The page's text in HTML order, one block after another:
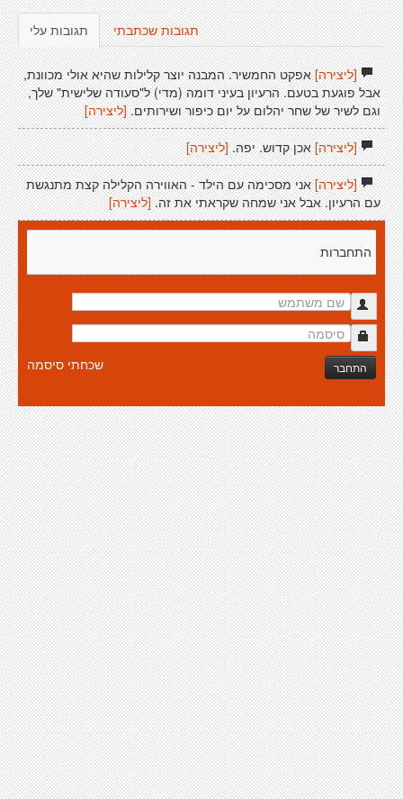
תגובות עלי תגובות שכתבתי
[ליצירה]אפקט החמשיר. המבנה יוצר קלילות שהיא אולי מכוונת,
אבל פוגעת בטעם. הרעיון בעיני דומה (מדי) ל"סעודה שלישית" שלך,
וגם לשיר של שחר יהלום על יום כיפור ושירותים.[ליצירה]
[ליצירה]אכן קדוש. יפה. [ליצירה]
[ליצירה]אני מסכימה עם הילד - האווירה הקלילה קצת מתנגשת
עם הרעיון. אבל אני שמחה שקראתי את זה. [ליצירה]
התחברות
התחבר שכחתי סיסמה